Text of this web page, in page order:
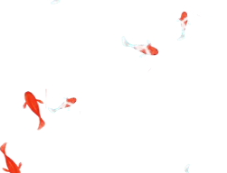
テーション